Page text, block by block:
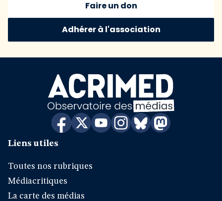
Faire un don
Adhérer à l'association
Liens utiles
Toutes nos rubriques
Médiacritiques
La carte des médias